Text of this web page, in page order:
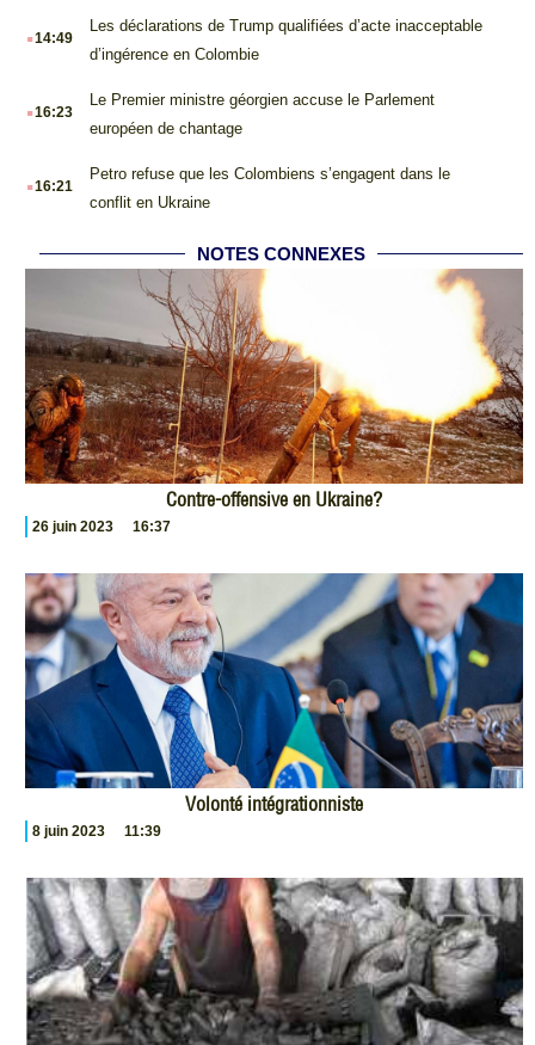
.14:49
Les déclarations de Trump qualifiées d’acte inacceptable
d’ingérence en Colombie
.16:23
Le Premier ministre géorgien accuse le Parlement
européen de chantage
.16:21
Petro refuse que les Colombiens s’engagent dans le
conflit en Ukraine
NOTES CONNEXES
Contre-offensive en Ukraine?
26 juin 2023 16:37
Volonté intégrationniste
8 juin 2023 11:39